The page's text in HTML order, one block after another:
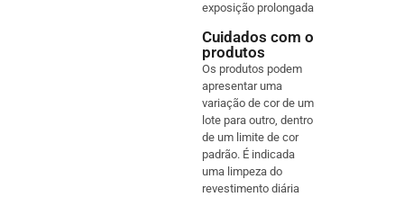
exposição prolongada
Cuidados com o
produtos
Os produtos podem
apresentar uma
variação de cor de um
lote para outro, dentro
de um limite de cor
padrão. É indicada
uma limpeza do
revestimento diária